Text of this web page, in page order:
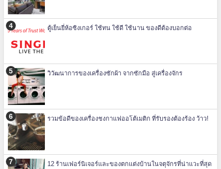
ตู้เย็นยี่ห้อซิงเกอร์ ใช้ทน ใช้ดี ใช้นาน ของดีต้องบอกต่อ
วิวัฒนาการของเครื่องซักผ้า จากซักมือ สู่เครื่องจักร
รวมข้อดีของเครื่องชงกาแฟออโต้เมติก ที่รับรองต้องร้อง ว้าว!
12 ร้านเฟอร์นิเจอร์และของตกแต่งบ้านในจตุจักรที่น่าแวะที่สุด